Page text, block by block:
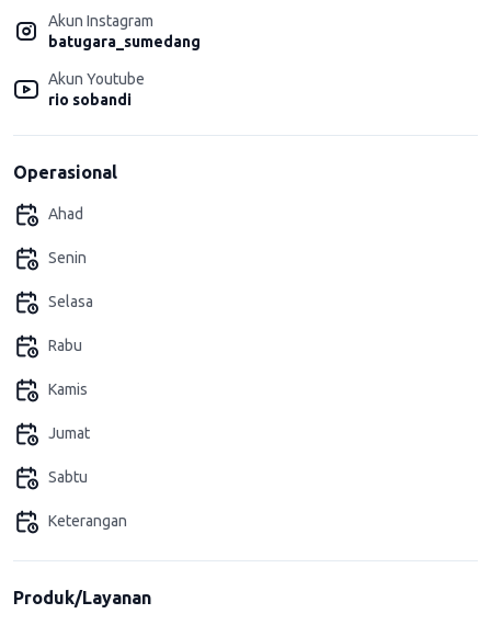
Akun Instagram
batugara_sumedang
Akun Youtube
rio sobandi
Operasional
Ahad
Senin
Selasa
Rabu
Kamis
Jumat
Sabtu
Keterangan
Produk/Layanan